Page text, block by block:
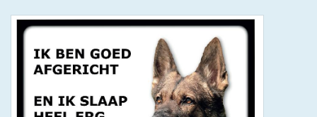
S2 CILINDER SLOTEN IN
IEDERE GEWENSTE MAAT MET
GEWONE GENUMMERDE
SLEUTELS SKG**
S2 CILINDERSLOTEN IN IEDERE